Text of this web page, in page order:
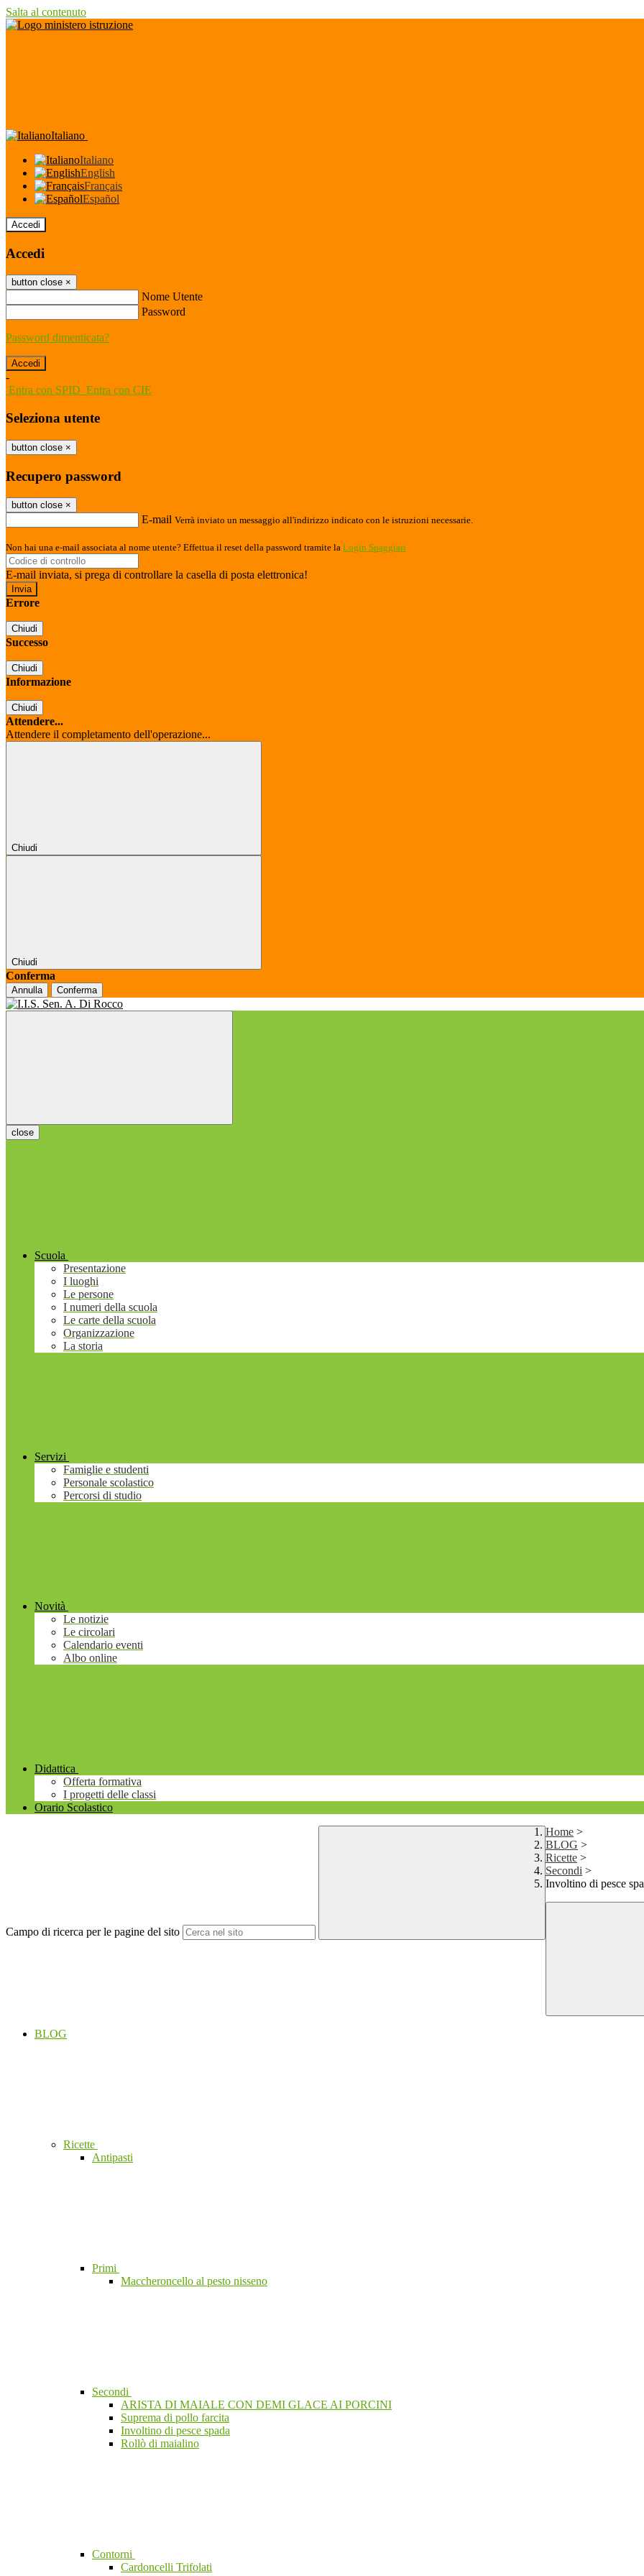
Salta al contenuto
Italiano
Italiano
English
Français
Español
Accedi
Accedi
button close ×
Nome Utente
Password
Password dimenticata?
-
Entra con SPID Entra con CIE
Seleziona utente
button close ×
Recupero password
button close ×
E-mail Verrà inviato un messaggio all'indirizzo indicato con le istruzioni necessarie.
Non hai una e-mail associata al nome utente? Effettua il reset della password tramite la Login Spaggiari
E-mail inviata, si prega di controllare la casella di posta elettronica!
Errore
Chiudi
Successo
Chiudi
Informazione
Chiudi
Attendere...
Attendere il completamento dell'operazione...
Chiudi
Chiudi
Conferma
Annulla Conferma
close
Scuola
Presentazione
I luoghi
Le persone
I numeri della scuola
Le carte della scuola
Organizzazione
La storia
Servizi
Famiglie e studenti
Personale scolastico
Percorsi di studio
Novità
Le notizie
Le circolari
Calendario eventi
Albo online
Didattica
Offerta formativa
I progetti delle classi
Orario Scolastico
Campo di ricerca per le pagine del sito
Home >
BLOG >
Ricette >
Secondi >
Involtino di pesce
BLOG
Ricette
Antipasti
Primi
Maccheroncello al pesto nisseno
Secondi
ARISTA DI MAIALE CON DEMI GLACE AI PORCINI
Suprema di pollo farcita
Involtino di pesce spada
Rollò di maialino
Contorni
Cardoncelli Trifolati